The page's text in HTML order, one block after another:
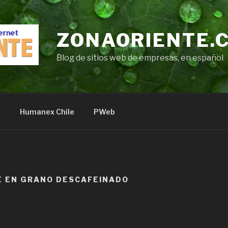
Blog de sitios web de empresas, en español
Humanex Chile PWeb
EN GRANO DESCAFEINADO